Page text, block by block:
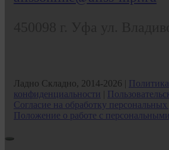
Ладно Складно, 2014-2026 |
Политика
конфиденциальности
Согласие на обработку
Положение о работе с